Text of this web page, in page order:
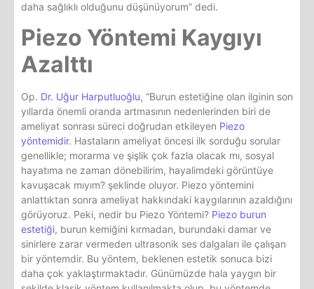
daha sağlıklı olduğunu düşünüyorum” dedi.
Piezo Yöntemi Kaygıyı
Azalttı
Op. Dr. Uğur Harputluoğlu, “Burun estetiğine olan ilginin son
yıllarda önemli oranda artmasının nedenlerinden biri de
ameliyat sonrası süreci doğrudan etkileyen Piezo
yöntemidir. Hastaların ameliyat öncesi ilk sorduğu sorular
genellikle; morarma ve şişlik çok fazla olacak mı, sosyal
hayatıma ne zaman dönebilirim, hayalimdeki görüntüye
kavuşacak mıyım? şeklinde oluyor. Piezo yöntemini
anlattıktan sonra ameliyat hakkındaki kaygılarının azaldığını
görüyoruz. Peki, nedir bu Piezo Yöntemi? Piezo burun
estetiği, burun kemiğini kırmadan, burundaki damar ve
sinirlere zarar vermeden ultrasonik ses dalgaları ile çalışan
bir yöntemdir. Bu yöntem, beklenen estetik sonuca bizi
daha çok yaklaştırmaktadır. Günümüzde hala yaygın bir